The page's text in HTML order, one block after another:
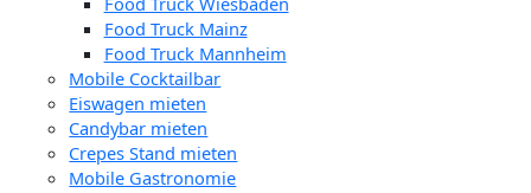
Food Truck Mainz
Food Truck Mannheim
Mobile Cocktailbar
Eiswagen mieten
Candybar mieten
Crepes Stand mieten
Mobile Gastronomie